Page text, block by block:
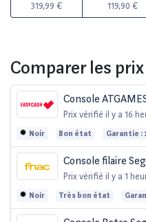
319,99 € 119,90 €
Comparer les prix
Console
Classic Noir + 2
Prix vérifié il y a 16
Noir Bon état Garantie :
Console filaire
Game
Prix vérifié il y a 1
Noir Très bon état